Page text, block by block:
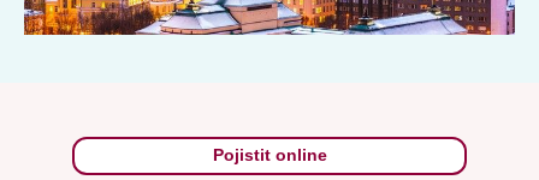
Pojistit online